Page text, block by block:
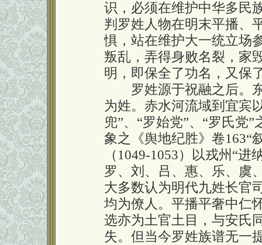
识，必须在维护中华多民
判罗姓人物在明末平播、
惧，站在维护大一统立场
叛乱，弄得身败名裂，家
明，即保全了功名，又保
罗姓源于祝融之后。东
为姓。赤水河流域到宜宾
兜”、“罗始党”、“罗氏党
象之《舆地纪胜》卷163“
（1049-1053）以戎州“
罗、刘、吕、惠、乐、虞
大多数认为明代九姓长官
均为僚人。平播平奢中仁
选亦为土官土目，与安氏
失。但当今罗姓族谱无一